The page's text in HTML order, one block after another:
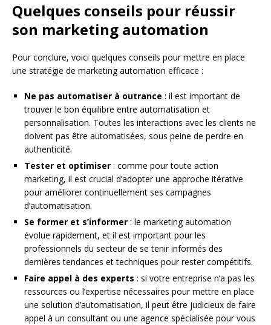
Quelques conseils pour réussir
son marketing automation
Pour conclure, voici quelques conseils pour mettre en place
une stratégie de marketing automation efficace :
Ne pas automatiser à outrance : il est important de
trouver le bon équilibre entre automatisation et
personnalisation. Toutes les interactions avec les clients ne
doivent pas être automatisées, sous peine de perdre en
authenticité.
Tester et optimiser : comme pour toute action
marketing, il est crucial d’adopter une approche itérative
pour améliorer continuellement ses campagnes
d’automatisation.
Se former et s’informer : le marketing automation
évolue rapidement, et il est important pour les
professionnels du secteur de se tenir informés des
dernières tendances et techniques pour rester compétitifs.
Faire appel à des experts : si votre entreprise n’a pas les
ressources ou l’expertise nécessaires pour mettre en place
une solution d’automatisation, il peut être judicieux de faire
appel à un consultant ou une agence spécialisée pour vous